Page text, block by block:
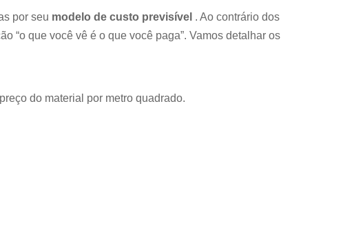
por seu modelo de custo previsível . Ao contrário dos
“o que você vê é o que você paga”. Vamos detalhar os
do material por metro quadrado.